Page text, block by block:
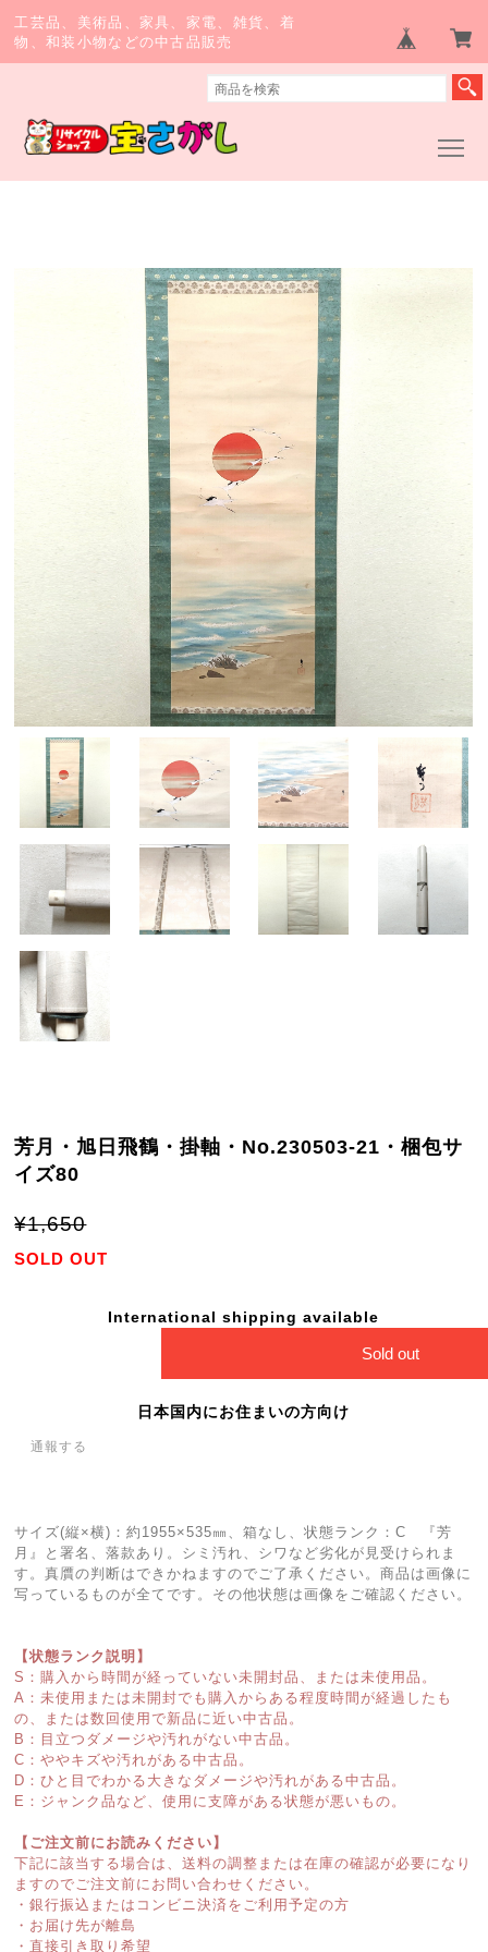
工芸品、美術品、家具、家電、雑貨、着
物、和装小物などの中古品販売
芳月・旭日飛鶴・掛軸・No.230503-21・梱包サ
イズ80
¥1,650
SOLD OUT
International shipping available
Sold out
日本国内にお住まいの方向け
通報する
サイズ(縦×横)：約1955×535㎜、箱なし、状態ランク：C 『芳
月』と署名、落款あり。シミ汚れ、シワなど劣化が見受けられま
す。真贋の判断はできかねますのでご了承ください。商品は画像に
写っているものが全てです。その他状態は画像をご確認ください。
【状態ランク説明】
S：購入から時間が経っていない未開封品、または未使用品。
A：未使用または未開封でも購入からある程度時間が経過したも
の、または数回使用で新品に近い中古品。
B：目立つダメージや汚れがない中古品。
C：ややキズや汚れがある中古品。
D：ひと目でわかる大きなダメージや汚れがある中古品。
E：ジャンク品など、使用に支障がある状態が悪いもの。
【ご注文前にお読みください】
下記に該当する場合は、送料の調整または在庫の確認が必要になり
ますのでご注文前にお問い合わせください。
・銀行振込またはコンビニ決済をご利用予定の方
・お届け先が離島
・直接引き取り希望